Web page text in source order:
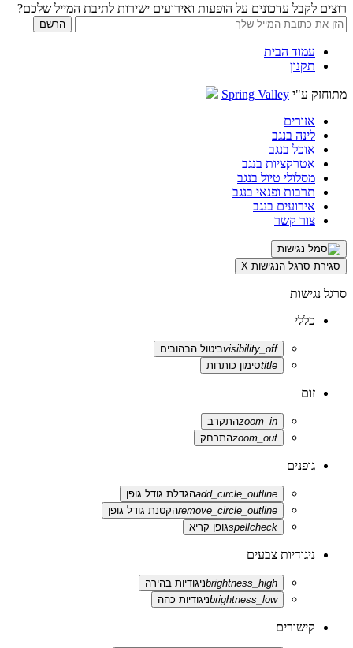
רוצים לקבל עדכונים על הופעות ואירועים ישירות לתיבת המייל שלכם?
עמוד הבית
תקנון
מתוחזק ע"י Spring Valley
אזורים
לינה בנגב
אוכל בנגב
אטרקציות בנגב
מסלולי טיול בנגב
תרבות ופנאי בנגב
אירועים בנגב
צור קשר
סגירת סרגל הנגישות X
סרגל נגישות
כללי
visibility_offביטול הבהובים
titleסימון כותרות
זום
zoom_inהתקרב
zoom_outהתרחק
גופנים
add_circle_outlineהגדלת גודל גופן
remove_circle_outlineהקטנת גודל גופן
spellcheckגופן קריא
ניגודיות צבעים
brightness_highניגודיות בהירה
brightness_lowניגודיות כהה
קישורים